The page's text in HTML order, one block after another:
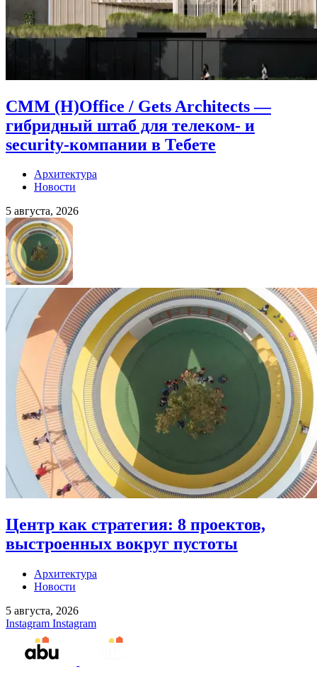
CMM (H)Office / Gets Architects —
гибридный штаб для телеком- и
security-компании в Тебете
Архитектура
Новости
5 августа, 2026
Центр как стратегия: 8 проектов,
выстроенных вокруг пустоты
Архитектура
Новости
5 августа, 2026
Instagram Instagram